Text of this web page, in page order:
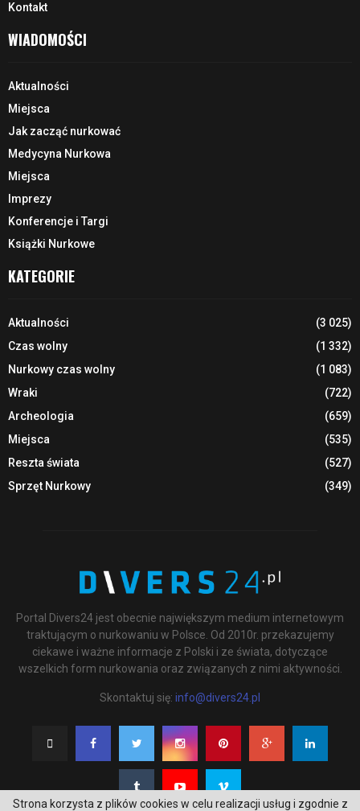
Kontakt
WIADOMOŚCI
Aktualności
Miejsca
Jak zacząć nurkować
Medycyna Nurkowa
Miejsca
Imprezy
Konferencje i Targi
Książki Nurkowe
KATEGORIE
Aktualności
(3 025)
Czas wolny
(1 332)
Nurkowy czas wolny
(1 083)
Wraki
(722)
Archeologia
(659)
Miejsca
(535)
Reszta świata
(527)
Sprzęt Nurkowy
(349)
Portal Divers24 jest obecnie największym medium internetowym
traktującym o nurkowaniu w Polsce. Od 2010r. przekazujemy
ciekawe i ważne informacje z Polski i ze świata, dotyczące
wszelkich form nurkowania oraz związanych z nimi aktywności.
Skontaktuj się: info@divers24.pl
Strona korzysta z plików cookies w celu realizacji usług i zgodnie z